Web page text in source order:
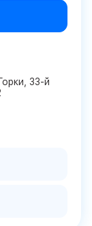
33-й